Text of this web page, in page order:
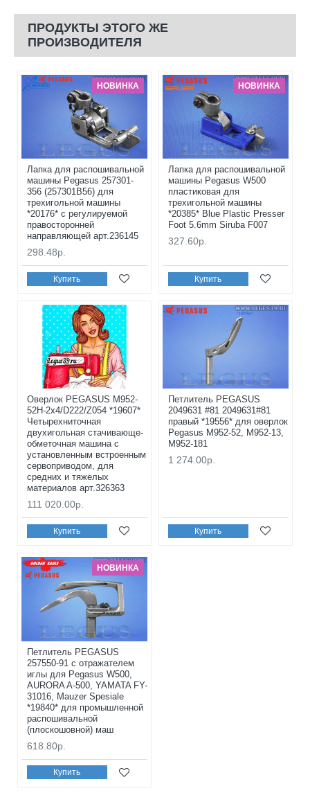
ПРОДУКТЫ ЭТОГО ЖЕ
ПРОИЗВОДИТЕЛЯ
НОВИНКА
Лапка для распошивальной
машины Pegasus 257301-
356 (257301B56) для
трехигольной машины
*20176* с регулируемой
правосторонней
направляющей арт.236145
298.48р.
Купить
НОВИНКА
Лапка для распошивальной
машины Pegasus W500
пластиковая для
трехигольной машины
*20385* Blue Plastic Presser
Foot 5.6mm Siruba F007
327.60р.
Купить
Оверлок PEGASUS M952-
52H-2x4/D222/Z054 *19607*
Четырехниточная
двухигольная стачивающе-
обметочная машина с
установленным встроенным
сервоприводом, для
средних и тяжелых
материалов арт.326363
111 020.00р.
Купить
Петлитель PEGASUS
2049631 #81 2049631#81
правый *19556* для оверлок
Pegasus M952-52, M952-13,
M952-181
1 274.00р.
Купить
НОВИНКА
Петлитель PEGASUS
257550-91 с отражателем
иглы для Pegasus W500,
AURORA A-500, YAMATA FY-
31016, Mauzer Spesiale
*19840* для промышленной
распошивальной
(плоскошовной) маш
618.80р.
Купить